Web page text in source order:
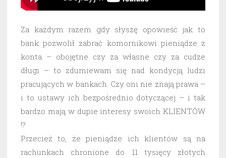
Za każdym razem gdy słyszę opowieść jak to
bank pozwolił zabrać komornikowi pieniądze z
konta – obojętne czy za własne czy za cudze
długi – to zdumiewam się nad kondycją ludzi
pracujących w bankach. Czy oni nie znają prawa –
i to ustawy ich bezpośrednio dotyczącej – i tak
bardzo mają w dupie interesy swoich KLIENTÓW
!?
Przecież to, że pieniądze ich klientów są na
rachunkach chronione do 11 tysięcy złotych